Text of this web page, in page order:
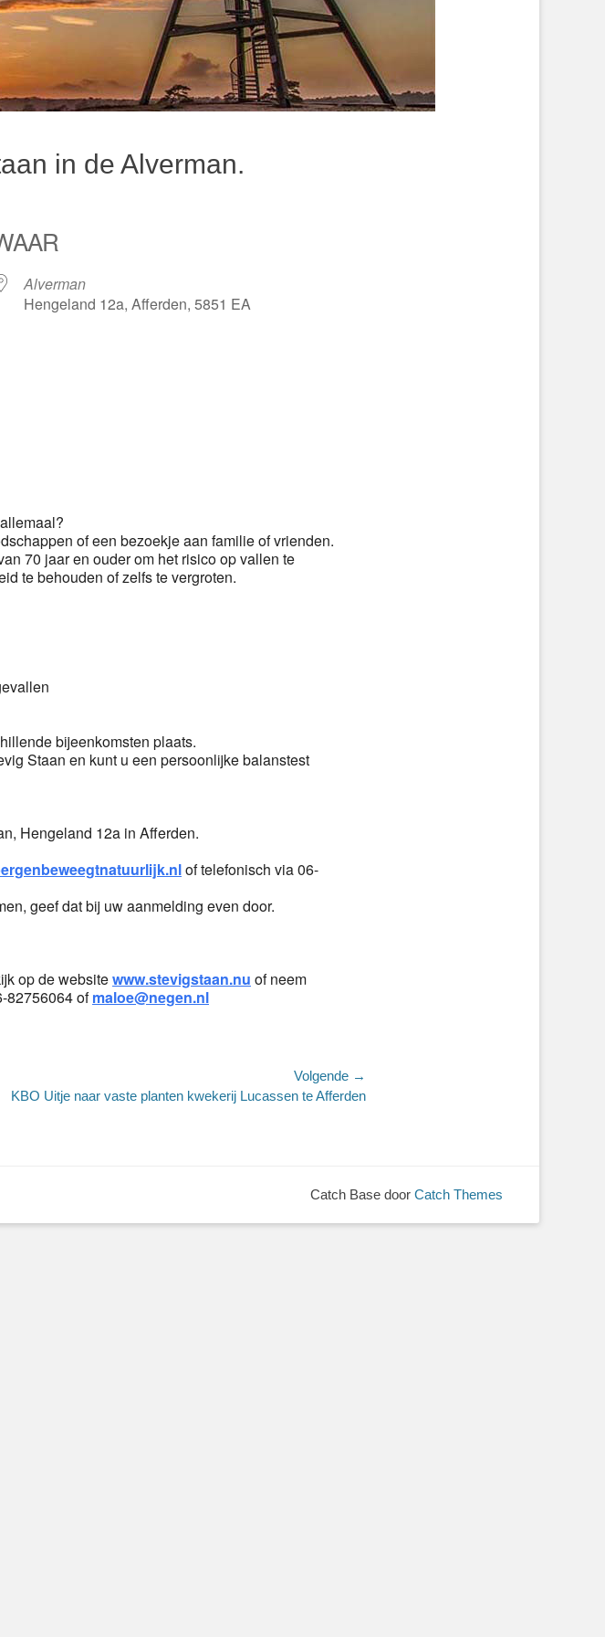
in de Alverman.
Alverman
Hengeland 12a, Afferden, 5851 EA
of een bezoekje aan familie of vrienden.
70 jaar en ouder om het risico op vallen te
te behouden of zelfs te vergroten.
bijeenkomsten plaats.
Staan en kunt u een persoonlijke balanstest
Hengeland 12a in Afferden.
of telefonisch via 06-
geef dat bij uw aanmelding even door.
op de websitewww.stevigstaan.nu of neem
82756064 ofmaloe@negen.nl
Volgende →
KBO Uitje naar vaste planten kwekerij Lucassen te Afferden
Catch Base door Catch Themes